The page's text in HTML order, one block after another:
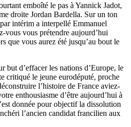
emboîté le pas à Yannick Jadot,
droite Jordan Bardella. Sur un ton
intérim a interpellé Emmanuel
vous vous prétendre aujourd’hui
que vous aurez été jusqu’au bout le
but d’effacer les nations d’Europe, le
critiqué le jeune eurodéputé, proche
l’histoire de France aviez-
enthousiasme d’être aujourd’hui à
’est donnée pour objectif la dissolution
l’ancien candidat francilien aux